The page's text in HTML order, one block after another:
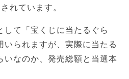
れています。
して「宝くじに当たるぐら
いられますが、実際に当たる
いなのか、発売総額と当選本